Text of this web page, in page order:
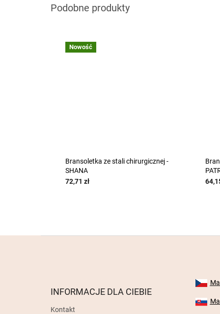
Nowość
Bransoletka ze stali chirurgicznej -
SHANA
72,71 zł
INFORMACJE DLA CIEBIE
Kontakt